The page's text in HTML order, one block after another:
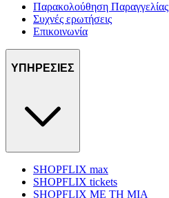
Παρακολούθηση Παραγγελίας
Συχνές ερωτήσεις
Επικοινωνία
ΥΠΗΡΕΣΙΕΣ
SHOPFLIX max
SHOPFLIX tickets
SHOPFLIX ΜΕ ΤΗ ΜΙΑ